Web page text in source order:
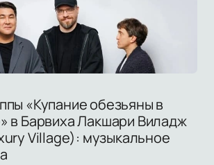
«Купание обезьяны в
в Барвиха Лакшари Виладж
Village): музыкальное